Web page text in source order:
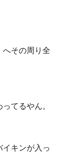
へその周り全
てるやん。
キンが入っ